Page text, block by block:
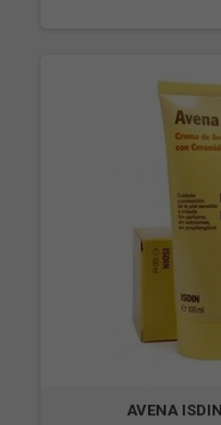
AVENA